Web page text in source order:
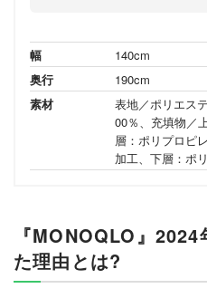
幅
140cm
奥行
190cm
素材
表地／ポリエス
00％、充填物／
層：ポリプロピ
加工、下層：ポ
『MONOQLO』
た理由とは?